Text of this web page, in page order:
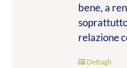
bene, a
relazione
Dettagli